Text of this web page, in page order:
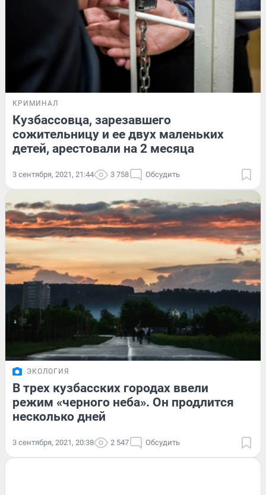
КРИМИНАЛ
Кузбассовца, зарезавшего
сожительницу и ее двух маленьких
детей, арестовали на 2 месяца
3 сентября, 2021, 21:44 3 758 Обсудить
ЭКОЛОГИЯ
В трех кузбасских городах ввели
режим «черного неба». Он продлится
несколько дней
3 сентября, 2021, 20:38 2 547 Обсудить